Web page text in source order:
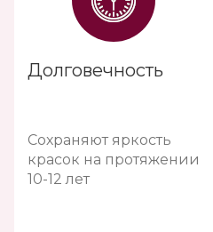
Долговечность
Сохраняют яркость
красок на протяжении
10-12 лет